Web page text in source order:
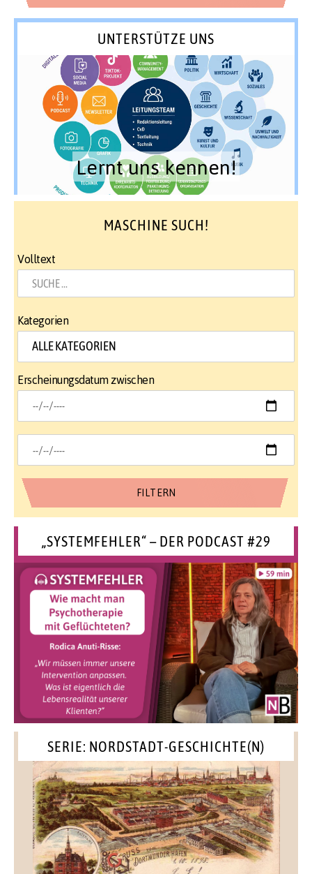
UNTERSTÜTZE UNS
Lernt uns kennen!
MASCHINE SUCH!
Volltext
Kategorien
Erscheinungsdatum zwischen
„SYSTEMFEHLER“ – DER PODCAST #29
SERIE: NORDSTADT-GESCHICHTE(N)